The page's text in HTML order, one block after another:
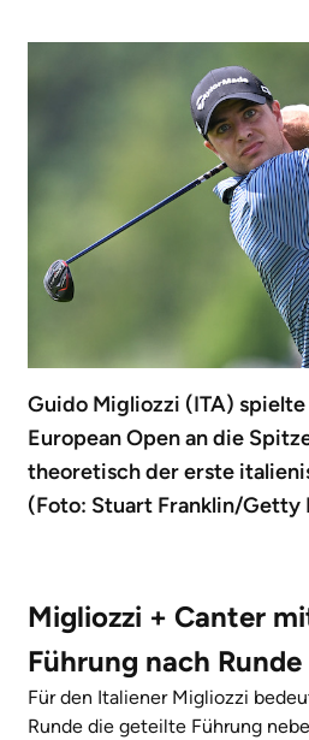
Guido Migliozzi (ITA)
European Open an die
theoretisch der erste
(Foto: Stuart Franklin/Getty
Migliozzi + Canter
Führung nach Runde
Für den Italiener Migliozzi
Runde die geteilte Führung